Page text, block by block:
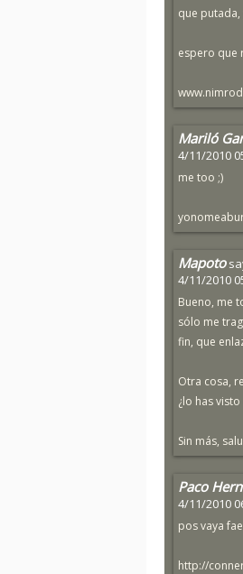
que putada,
espero que
Mariló
4/11/2010
me too ;)
Mapoto
4/11/2010
Bueno, me
sólo me
fin, que
Otra cosa,
¿lo has
Sin más,
Paco
4/11/2010
pos vaya
http://